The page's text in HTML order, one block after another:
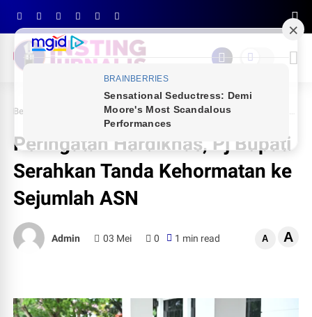
Beranda PEMDA SINJAI Peringatan Hardiknas, Pj Bupati Serahkan Tanda Kehormatan ke Sejumlah ASN
Peringatan Hardiknas, Pj Bupati
Serahkan Tanda Kehormatan ke
Sejumlah ASN
Admin 03 Mei 0 1 min read A A